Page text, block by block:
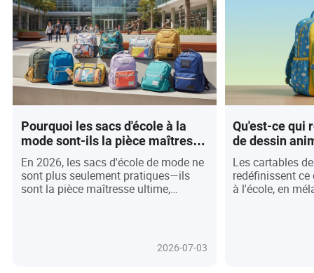
Pourquoi les sacs d'école à la
mode sont-ils la pièce maîtresse
ultime pour les étudiants en
2026 ?
En 2026, les sacs d'école de mode ne
sont plus seulement pratiques—ils
sont la pièce maîtresse ultime,
comment les matériaux recyclés, les
fonctionnalités intelligentes comme
2026-07-03
Qu'est-ce qui
de dessin
grande
vous devriez
Les cartables
redéfinissent
à l'école, en